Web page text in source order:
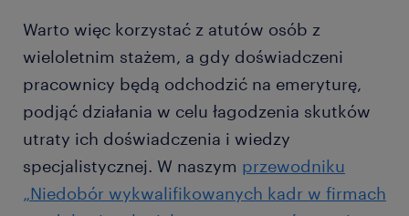
Warto więc korzystać z atutów osób z
wieloletnim stażem, a gdy doświadczeni
pracownicy będą odchodzić na emeryturę,
podjąć działania w celu łagodzenia skutków
utraty ich doświadczenia i wiedzy
specjalistycznej. W naszym przewodniku
„Niedobór wykwalifikowanych kadr w firmach